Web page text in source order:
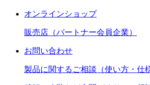
オンラインショップ
販売店（パートナー会員企業）
お問い合わせ
製品に関するご相談（使い方・仕